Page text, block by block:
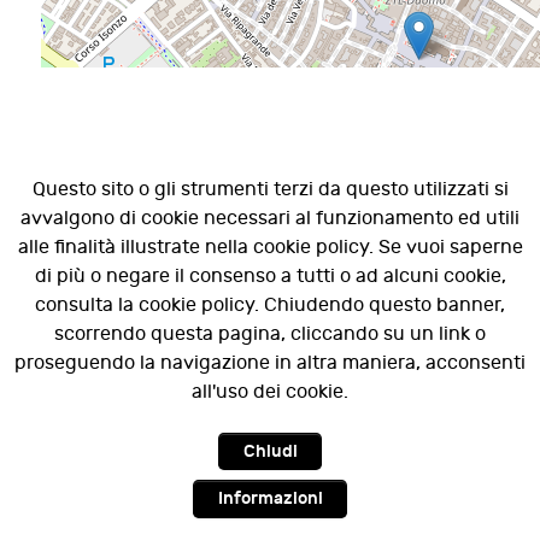
Questo sito o gli strumenti terzi da questo utilizzati si
avvalgono di cookie necessari al funzionamento ed utili
alle finalità illustrate nella cookie policy. Se vuoi saperne
di più o negare il consenso a tutti o ad alcuni cookie,
consulta la cookie policy. Chiudendo questo banner,
scorrendo questa pagina, cliccando su un link o
proseguendo la navigazione in altra maniera, acconsenti
all'uso dei cookie.
Chiudi
Informazioni